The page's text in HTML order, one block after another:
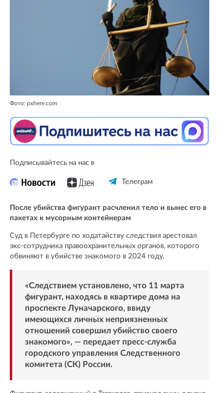
Фото: pxhere.com
Подписывайтесь на нас в
Телеграм
После убийства фигурант расчленил тело и вынес его в
пакетах к мусорным контейнерам
Суд в Петербурге по ходатайству следствия арестовал
экс-сотрудника правоохранительных органов, которого
обвиняют в убийстве знакомого в 2024 году.
«Следствием установлено, что 11 марта
фигурант, находясь в квартире дома на
проспекте Луначарского, ввиду
имеющихся личных неприязненных
отношений совершил убийство своего
знакомого», — передает пресс-служба
городского управления Следственного
комитета (СК) России.